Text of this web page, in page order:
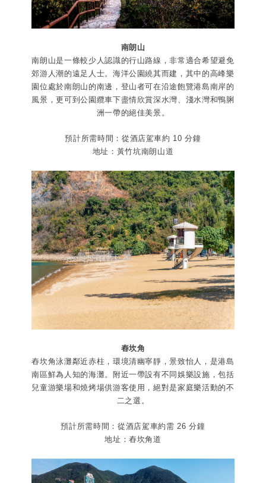
南朗山
南朗山是一條較少人認識的行山路線，非常適合希望避免
郊游人潮的遠足人士。海洋公園繞其而建，其中的高峰樂
園位處於南朗山的南邊，登山者可在沿途飽覽港島南岸的
風景，更可到公園纜車下盡情欣賞深水灣、淺水灣和鴨脷
洲一帶的絕佳美景。
預計所需時間：從酒店駕車約 10 分鐘
地址：黃竹坑南朗山道
舂坎角
舂坎角泳灘鄰近赤柱，環境清幽寧靜，景致怡人，是港島
南區鮮為人知的海灘。附近一帶設有不同娛樂設施，包括
兒童游樂場和燒烤場供游客使用，絕對是家庭樂活動的不
二之選。
預計所需時間：從酒店駕車約需 26 分鐘
地址：舂坎角道